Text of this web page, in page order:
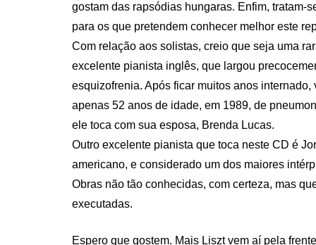
gostam das rapsódias hungaras. Enfim, tratam-
para os que pretendem conhecer melhor este
Com relação aos solistas, creio que seja uma
excelente pianista inglês, que largou
esquizofrenia. Após ficar muitos anos
apenas 52 anos de idade, em 1989, de
ele toca com sua esposa, Brenda Lucas.
Outro excelente pianista que toca neste CD é
americano, e considerado um dos maiores
Obras não tão conhecidas, com certeza, mas
executadas.
Espero que gostem. Mais Liszt vem aí pela